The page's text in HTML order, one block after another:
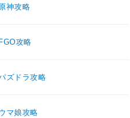
神攻略
FGO攻略
ズドラ攻略
マ娘攻略